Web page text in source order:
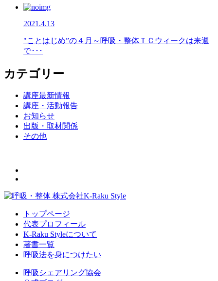
2021.4.13
"ことはじめ”の４月～呼吸・整体ＴＣウィークは来週
で･･･
カテゴリー
講座最新情報
講座・活動報告
お知らせ
出版・取材関係
その他
トップページ
代表プロフィール
K-Raku Styleについて
著書一覧
呼吸法を身につけたい
呼吸シェアリング協会